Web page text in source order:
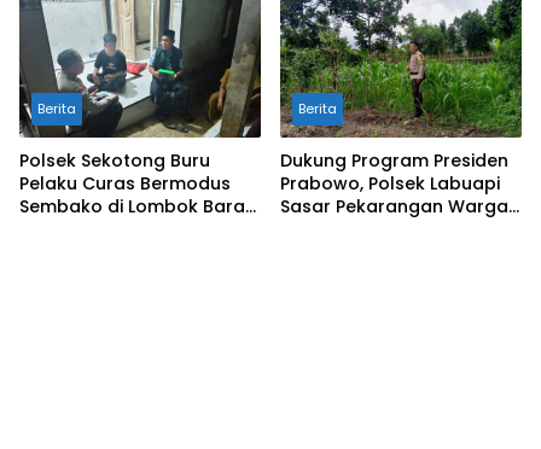
Berita
Polsek Sekotong Buru
Pelaku Curas Bermodus
Sembako di Lombok Barat,
Berita
Dukung Program Presiden
Prabowo, Polsek Labuapi
Sasar Pekarangan Warga